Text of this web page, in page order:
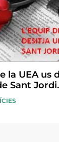
la UEA us
Sant Jordi.